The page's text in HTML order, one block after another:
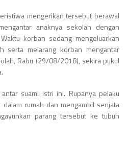
mengerikan tersebut berawal
anaknya sekolah dengan
korban sedang mengeluarkan
serta melarang korban mengantar
Rabu (29/08/2018), sekira pukul
suami istri ini. Rupanya pelaku
rumah dan mengambil senjata
parang tersebut ke tubuh